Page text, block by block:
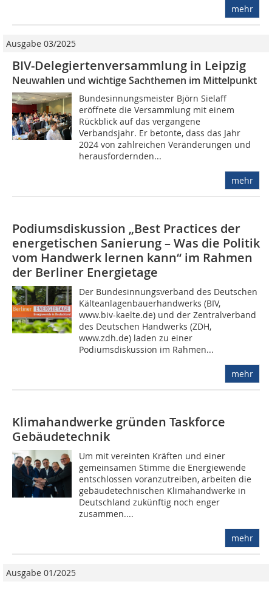
mehr
Ausgabe 03/2025
BIV-Delegiertenversammlung in Leipzig
Neuwahlen und wichtige Sachthemen im Mittelpunkt
Bundesinnungsmeister Björn Sielaff
eröffnete die Versammlung mit einem
Rückblick auf das vergangene
Verbandsjahr. Er betonte, dass das Jahr
2024 von zahlreichen Veränderungen und
herausfordernden...
mehr
Podiumsdiskussion „Best Practices der
energetischen Sanierung – Was die Politik
vom Handwerk lernen kann“ im Rahmen
der Berliner Energietage
Der Bundesinnungsverband des Deutschen
Kälteanlagenbauerhandwerks (BIV,
www.biv-kaelte.de) und der Zentralverband
des Deutschen Handwerks (ZDH,
www.zdh.de) laden zu einer
Podiumsdiskussion im Rahmen...
mehr
Klimahandwerke gründen Taskforce
Gebäudetechnik
Um mit vereinten Kräften und einer
gemeinsamen Stimme die Energiewende
entschlossen voranzutreiben, arbeiten die
gebäudetechnischen Klimahandwerke in
Deutschland zukünftig noch enger
zusammen....
mehr
Ausgabe 01/2025